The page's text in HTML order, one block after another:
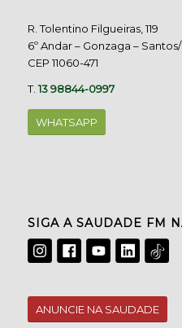
R. Tolentino Filgueiras, 119
6º Andar – Gonzaga –
CEP 11060-471
T.13 98844-0997
WHATSAPP
SIGA A SAUDADE FM
ANUNCIE NA SAUDADE